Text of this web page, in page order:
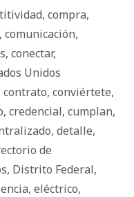
, compra,
, comunicación,
, conectar,
Unidos
contrato, conviértete,
, credencial, cumplan,
, detalle,
de
, Distrito Federal,
, eléctrico,